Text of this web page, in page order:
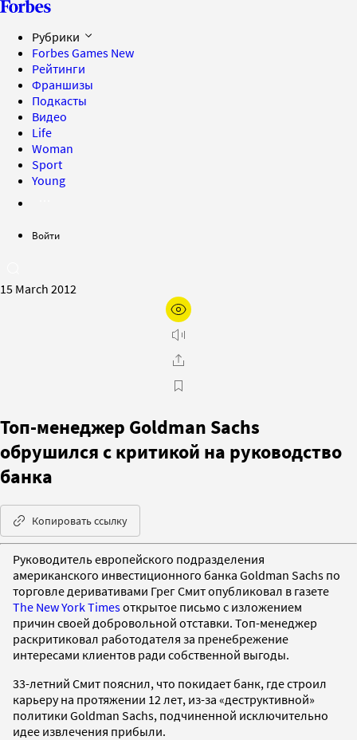
Рубрики
Forbes Games New
Рейтинги
Франшизы
Подкасты
Видео
Life
Woman
Sport
Young
Войти
15 March 2012
Топ-менеджер Goldman Sachs
обрушился с критикой на руководство
банка
Копировать ссылку
Руководитель европейского подразделения
американского инвестиционного банка Goldman Sachs по
торговле деривативами Грег Смит опубликовал в газете
The New York Timesоткрытое письмо с изложением
причин своей добровольной отставки. Топ-менеджер
раскритиковал работодателя за пренебрежение
интересами клиентов ради собственной выгоды.
33-летний Смит пояснил, что покидает банк, где строил
карьеру на протяжении 12 лет, из-за «деструктивной»
политики Goldman Sachs, подчиненной исключительно
идее извлечения прибыли.